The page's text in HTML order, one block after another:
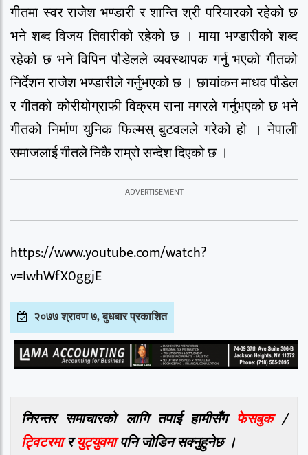
गीतमा स्वर राजेश भण्डारी र शान्ति श्री परियारको रहेको छ
भने शब्द विजय तिवारीको रहेको छ । माया भण्डारीको शब्द
रहेको छ भने विपिन पौडेलले व्यवस्थापक गर्नु भएको गीतको
निर्देशन राजेश भण्डारीले गर्नुभएको छ । छायांकन माधव पौडेल
र गीतको कोरीयोग्राफी विक्रम राना मगरले गर्नुभएको छ भने
गीतको निर्माण युनिक फिल्मस् बुटवलले गरेको हो । नेपाली
समाजलाई गीतले निकै राम्रो सन्देश दिएको छ ।
https://www.youtube.com/watch?
v=IwhWfX0ggjE
२०७७ श्रावण ७, बुधबार प्रकाशित
निरन्तर समाचारको लागि तपाई हामीसँग फेसबुक/
ट्विटरमारयुट्युवमापनि जोडिन सक्नुहुनेछ ।